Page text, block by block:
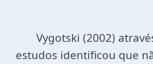
Vygotski (2002)
estudos identificou que